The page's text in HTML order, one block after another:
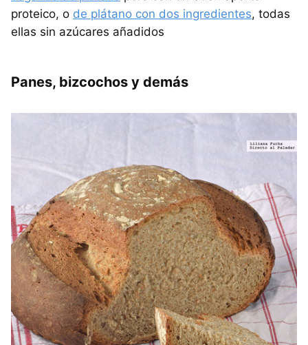
proteico, o de plátano con dos ingredientes, todas
ellas sin azúcares añadidos
Panes, bizcochos y demás